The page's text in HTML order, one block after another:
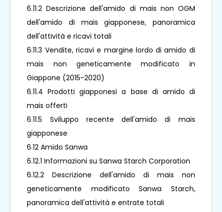
6.11.2 Descrizione dell'amido di mais non OGM
dell'amido di mais giapponese, panoramica
dell'attività e ricavi totali
6.11.3 Vendite, ricavi e margine lordo di amido di
mais non geneticamente modificato in
Giappone (2015-2020)
6.11.4 Prodotti giapponesi a base di amido di
mais offerti
6.11.5 Sviluppo recente dell'amido di mais
giapponese
6.12 Amido Sanwa
6.12.1 Informazioni su Sanwa Starch Corporation
6.12.2 Descrizione dell'amido di mais non
geneticamente modificato Sanwa Starch,
panoramica dell'attività e entrate totali